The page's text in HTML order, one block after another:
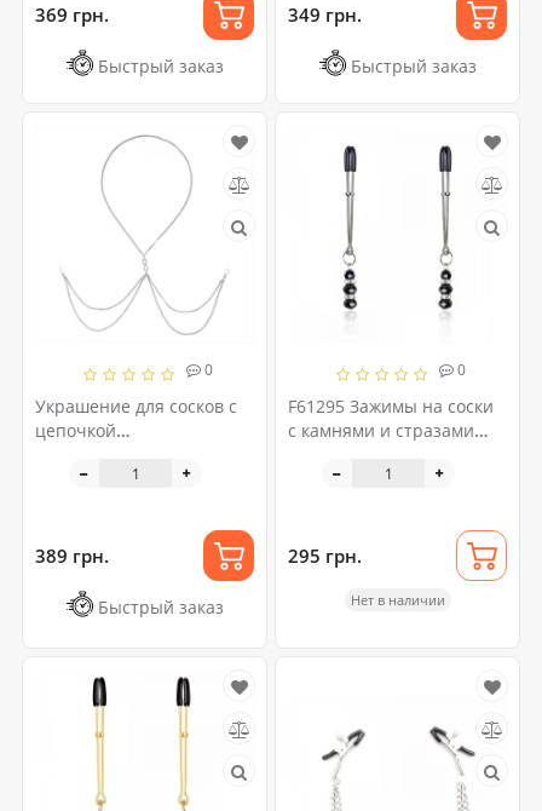
369 грн.
Быстрый заказ
349 грн.
Быстрый заказ
0
Украшение для сосков с
цепочкой
Jewerlry Infinity
389 грн.
Быстрый заказ
0
F61295 Зажимы на соски
с камнями и стразами
295 грн.
Нет в наличии